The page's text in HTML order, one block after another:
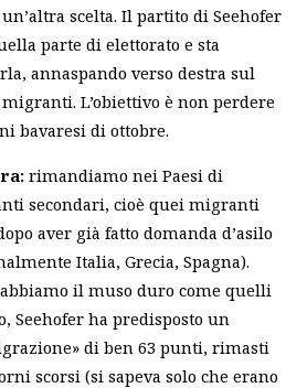
scelta. Il partito di Seehofer
parte di elettorato e sta
annaspando verso destra sul
L’obiettivo è non perdere
bavaresi di ottobre.
rimandiamo nei Paesi di
secondari, cioè quei migranti
aver già fatto domanda d’asilo
Italia, Grecia, Spagna).
abbiamo il muso duro come quelli
Seehofer ha predisposto un
di ben 63 punti, rimasti
scorsi (si sapeva solo che erano